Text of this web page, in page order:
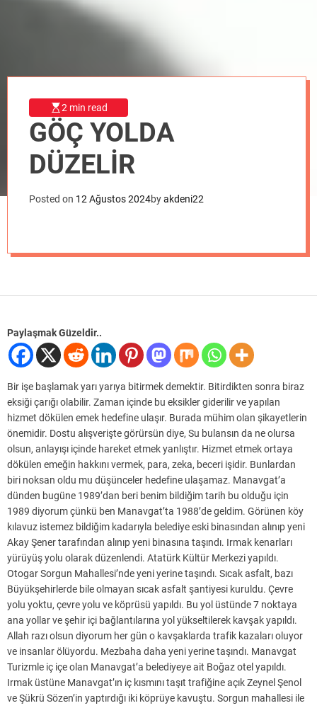
2 min read
GÖÇ YOLDA
DÜZELİR
Posted on 12 Ağustos 2024byakdeni22
Paylaşmak Güzeldir..
Bir işe başlamak yarı yarıya bitirmek demektir. Bitirdikten sonra biraz
eksiği çarığı olabilir. Zaman içinde bu eksikler giderilir ve yapılan
hizmet dökülen emek hedefine ulaşır. Burada mühim olan şikayetlerin
önemidir. Dostu alışverişte görürsün diye, Su bulansın da ne olursa
olsun, anlayışı içinde hareket etmek yanlıştır. Hizmet etmek ortaya
dökülen emeğin hakkını vermek, para, zeka, beceri işidir. Bunlardan
biri noksan oldu mu düşünceler hedefine ulaşamaz. Manavgat’a
dünden bugüne 1989’dan beri benim bildiğim tarih bu olduğu için
1989 diyorum çünkü ben Manavgat’ta 1988’de geldim. Görünen köy
kılavuz istemez bildiğim kadarıyla belediye eski binasından alınıp yeni
Akay Şener tarafından alınıp yeni binasına taşındı. Irmak kenarları
yürüyüş yolu olarak düzenlendi. Atatürk Kültür Merkezi yapıldı.
Otogar Sorgun Mahallesi’nde yeni yerine taşındı. Sıcak asfalt, bazı
Büyükşehirlerde bile olmayan sıcak asfalt şantiyesi kuruldu. Çevre
yolu yoktu, çevre yolu ve köprüsü yapıldı. Bu yol üstünde 7 noktaya
ana yollar ve şehir içi bağlantılarına yol yükseltilerek kavşak yapıldı.
Allah razı olsun diyorum her gün o kavşaklarda trafik kazaları oluyor
ve insanlar ölüyordu. Mezbaha daha yeni yerine taşındı. Manavgat
Turizmle iç içe olan Manavgat’a belediyeye ait Boğaz otel yapıldı.
Irmak üstüne Manavgat’ın iç kısmını taşıt trafiğine açık Zeynel Şenol
ve Şükrü Sözen’in yaptırdığı iki köprüye kavuştu. Sorgun mahallesi ile